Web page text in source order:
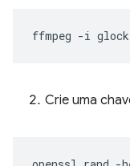
ffmpeg -i
Crie uma